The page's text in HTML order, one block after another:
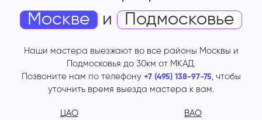
Москве
и Подмосковье
Наши мастера выезжают во все районы Москвы и
Подмосковья до 30км от МКАД.
Позвоните нам по телефону +7 (495) 138-97-75, чтобы
уточнить время выезда мастера к вам.
ЦАО
ВАО